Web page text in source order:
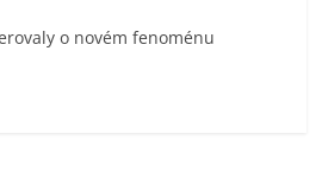
o novém fenoménu